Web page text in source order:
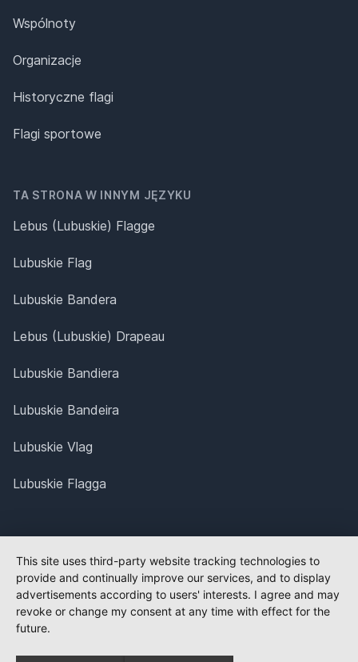
Wspólnoty
Organizacje
Historyczne flagi
Flagi sportowe
TA STRONA W INNYM JĘZYKU
Lebus (Lubuskie) Flagge
Lubuskie Flag
Lubuskie Bandera
Lebus (Lubuskie) Drapeau
Lubuskie Bandiera
Lubuskie Bandeira
Lubuskie Vlag
Lubuskie Flagga
This site uses third-party website tracking technologies to
provide and continually improve our services, and to display
advertisements according to users' interests. I agree and may
revoke or change my consent at any time with effect for the
future.